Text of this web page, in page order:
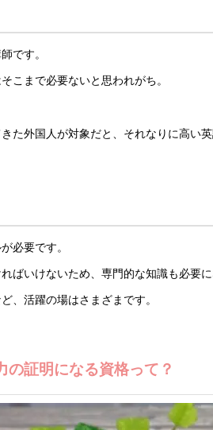
です。
こまで必要ないと思われがち。
た外国人が対象だと、それなりに高い
必要です。
ばいけないため、専門的な知識も必要に
、活躍の場はさまざまです。
の証明になる資格って？